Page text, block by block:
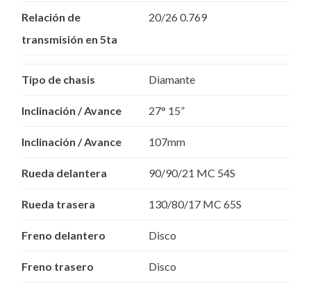
Relación de
transmisión en 5ta
20/26 0.769
Tipo de chasis Diamante
Inclinación / Avance 27° 15”
Inclinación / Avance 107mm
Rueda delantera 90/90/21 MC 54S
Rueda trasera 130/80/17 MC 65S
Freno delantero Disco
Freno trasero Disco